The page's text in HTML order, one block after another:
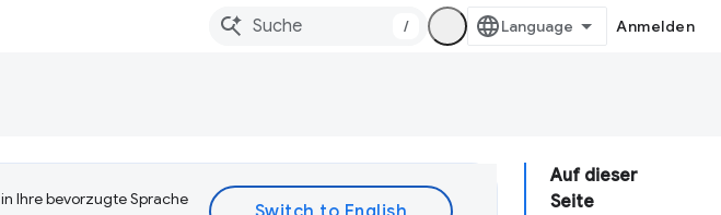
/ Anmelden
Auf dieser
Seite
Ihre bevorzugte Sprache